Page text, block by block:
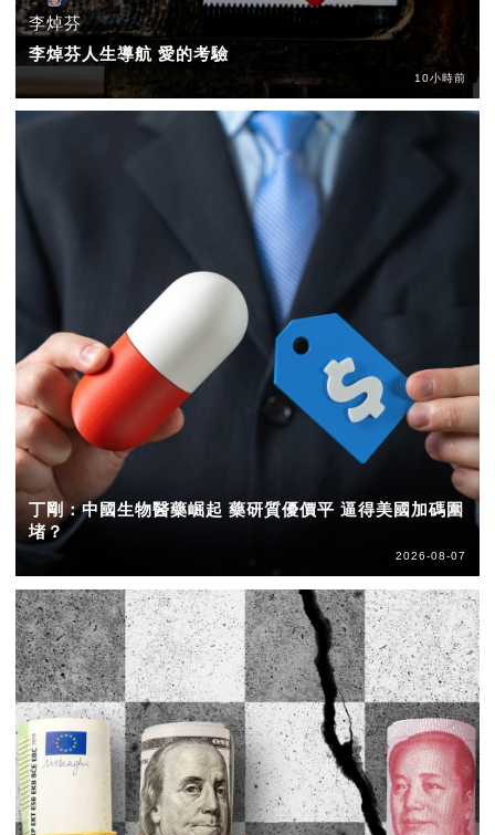
李焯芬
李焯芬人生導航 愛的考驗
10小時前
丁剛：中國生物醫藥崛起 藥研質優價平 逼得美國加碼圍
堵？
2026-08-07